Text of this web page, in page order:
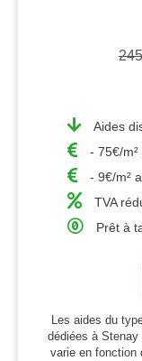
245
Aides
- 75€/
- 9€/m²
TVA
Prêt à
Les aides du
dédiées à
varie en fonction